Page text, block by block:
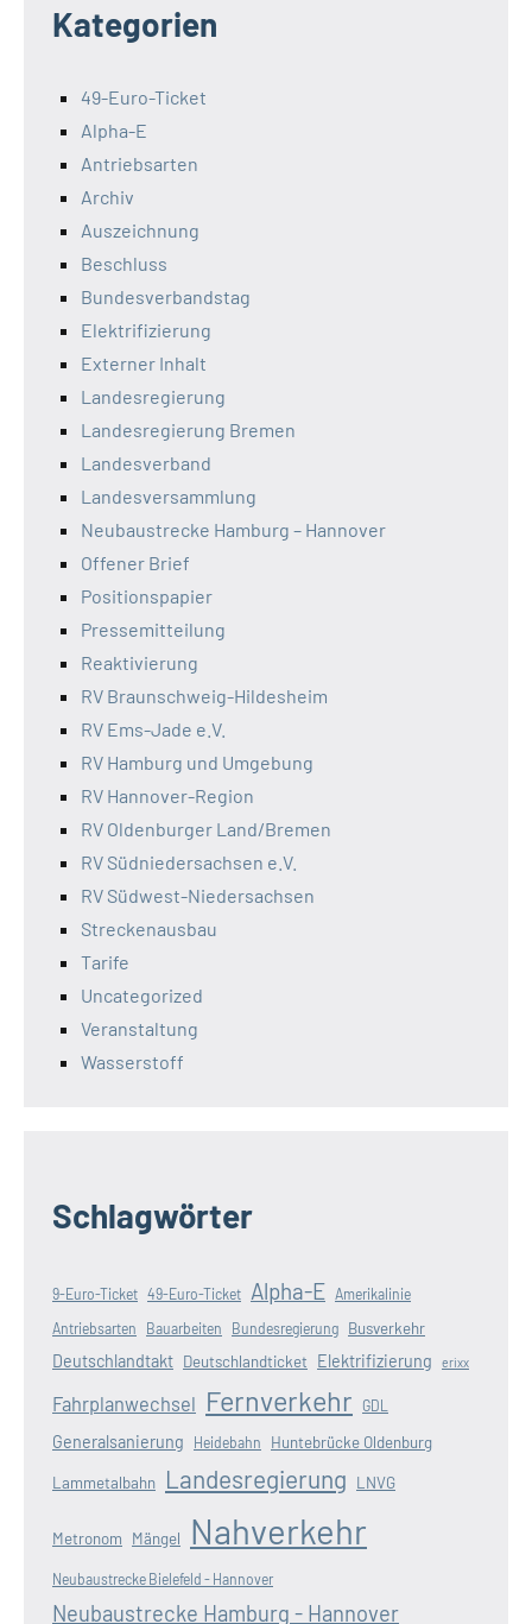
Kategorien
49-Euro-Ticket
Alpha-E
Antriebsarten
Archiv
Auszeichnung
Beschluss
Bundesverbandstag
Elektrifizierung
Externer Inhalt
Landesregierung
Landesregierung Bremen
Landesverband
Landesversammlung
Neubaustrecke Hamburg – Hannover
Offener Brief
Positionspapier
Pressemitteilung
Reaktivierung
RV Braunschweig-Hildesheim
RV Ems-Jade e.V.
RV Hamburg und Umgebung
RV Hannover-Region
RV Oldenburger Land/Bremen
RV Südniedersachsen e.V.
RV Südwest-Niedersachsen
Streckenausbau
Tarife
Uncategorized
Veranstaltung
Wasserstoff
Schlagwörter
9-Euro-Ticket 49-Euro-Ticket Alpha-E Amerikalinie
Antriebsarten Bauarbeiten Bundesregierung Busverkehr
Deutschlandtakt Deutschlandticket Elektrifizierung erixx
Fahrplanwechsel Fernverkehr GDL
Generalsanierung Heidebahn Huntebrücke Oldenburg
Lammetalbahn Landesregierung LNVG
Metronom Mängel Nahverkehr
Neubaustrecke Bielefeld - Hannover
Neubaustrecke Hamburg - Hannover